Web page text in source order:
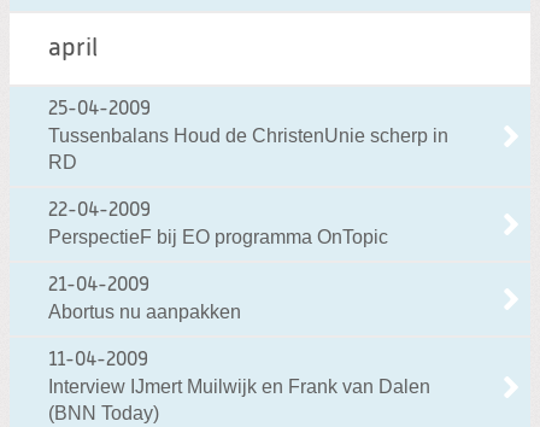
april
25-04-2009
Tussenbalans Houd de ChristenUnie scherp in
RD
22-04-2009
PerspectieF bij EO programma OnTopic
21-04-2009
Abortus nu aanpakken
11-04-2009
Interview IJmert Muilwijk en Frank van Dalen
(BNN Today)